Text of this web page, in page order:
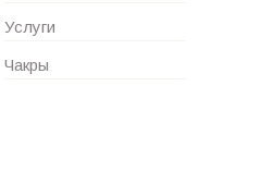
Услуги
Чакры